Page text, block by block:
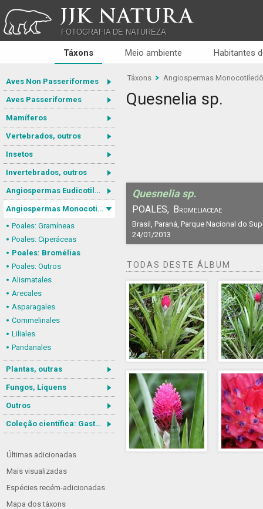
JJK NATURA
FOTOGRAFIA DE NATUREZA
Táxons Meio ambiente Habitantes
Aves Non Passeriformes
Aves Passeriformes
Mamíferos
Vertebrados, outros
Insetos
Invertebrados, outros
Angiospermas Eudicotiledôneas
Angiospermas Monocotiledôneas
Poales: Gramíneas
Poales: Ciperáceas
Poales: Bromélias
Poales: Outros
Alismatales
Arecales
Asparagales
Commelinales
Liliales
Pandanales
Plantas, outras
Fungos, Líquens
Outros
Coleção científica: Gastrotricha
Últimas adicionadas
Mais visualizadas
Espécies recém-adicionadas
Mapa dos táxons
Táxons Angiospermas
Quesnelia sp.
Quesnelia sp.
POALES, Bromeliaceae
Brasil, Paraná, Parque Nacional do
24/01/2013
TODAS DESTE ÁLBUM